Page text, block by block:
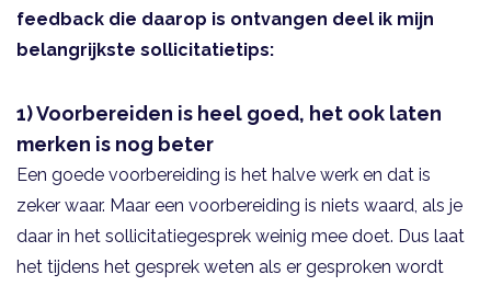
feedback die daarop is ontvangen deel ik mijn
belangrijkste sollicitatietips:
1) Voorbereiden is heel goed, het ook laten
merken is nog beter
Een goede voorbereiding is het halve werk en dat is
zeker waar. Maar een voorbereiding is niets waard, als je
daar in het sollicitatiegesprek weinig mee doet. Dus laat
het tijdens het gesprek weten als er gesproken wordt